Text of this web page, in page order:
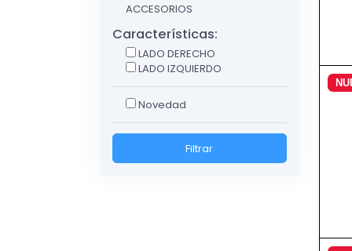
ACCESORIOS
Características:
LADO DERECHO
LADO IZQUIERDO
Novedad
Filtrar